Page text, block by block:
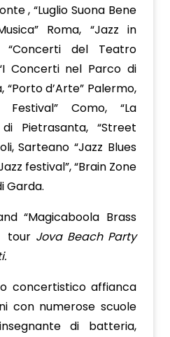
, “Luglio Suona Bene
Roma, “Jazz in
“Concerti del Teatro
Concerti nel Parco di
“Porto d’Arte” Palermo,
Festival” Como, “La
Pietrasanta, “Street
Sarteano “Jazz Blues
festival”, “Brain Zone
Garda.
“Magicaboola Brass
tour Jova Beach Party
concertistico affianca
con numerose scuole
di batteria,